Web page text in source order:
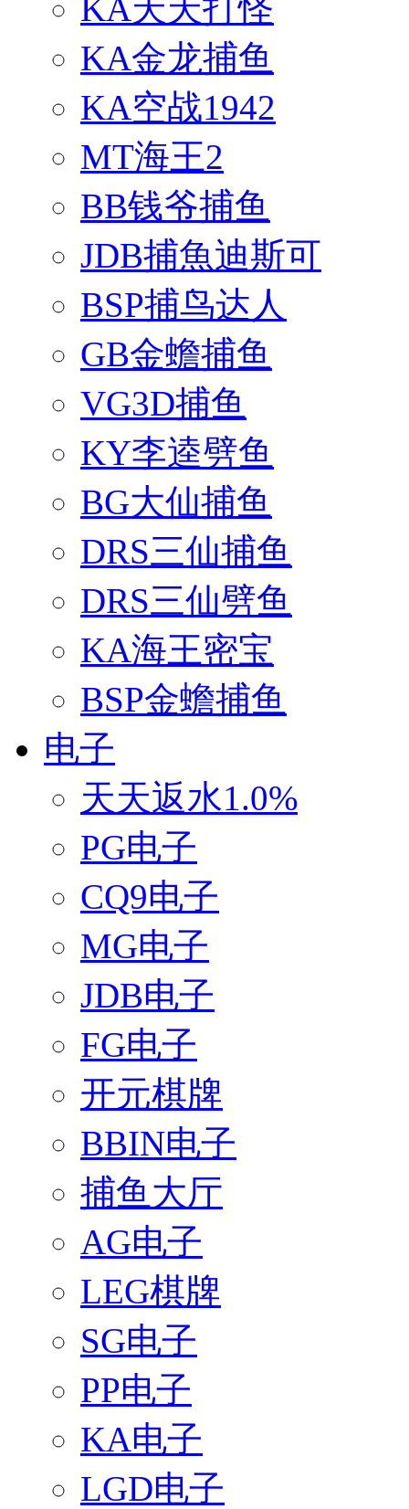
KA天天打怪
KA金龙捕鱼
KA空战1942
MT海王2
BB钱爷捕鱼
JDB捕魚迪斯可
BSP捕鸟达人
GB金蟾捕鱼
VG3D捕鱼
KY李逵劈鱼
BG大仙捕鱼
DRS三仙捕鱼
DRS三仙劈鱼
KA海王密宝
BSP金蟾捕鱼
电子
天天返水1.0%
PG电子
CQ9电子
MG电子
JDB电子
FG电子
开元棋牌
BBIN电子
捕鱼大厅
AG电子
LEG棋牌
SG电子
PP电子
KA电子
LGD电子